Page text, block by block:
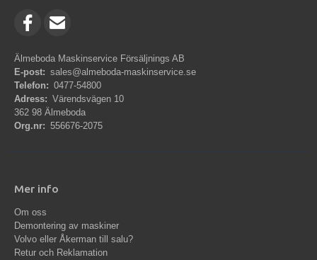
Älmeboda Maskinservice Försäljnings AB
E-post: sales@almeboda-maskinservice.se
Telefon: 0477-54800
Adress: Värendsvägen 10
362 98 Älmeboda
Org.nr: 556676-2075
Mer info
Om oss
Demontering av maskiner
Volvo eller Åkerman till salu?
Retur och Reklamation